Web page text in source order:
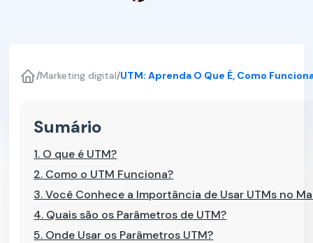
/Marketing digital/UTM: Aprenda O Que É, Como
Sumário
1. O que é UTM?
2. Como o UTM Funciona?
3.Você Conhece a Importância de Usar UTMs no
4. Quais são os Parâmetros de UTM?
5. Onde Usar os Parâmetros UTM?